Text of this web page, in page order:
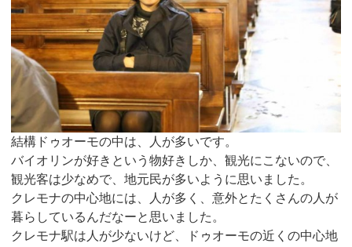
結構ドゥオーモの中は、人が多いです。
バイオリンが好きという物好きしか、観光にこないので、
観光客は少なめで、地元民が多いように思いました。
クレモナの中心地には、人が多く、意外とたくさんの人が
暮らしているんだなーと思いました。
クレモナ駅は人が少ないけど、ドゥオーモの近くの中心地